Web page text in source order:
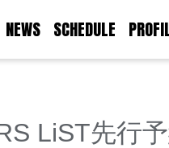
NEWS SCHEDULE
LiST先行